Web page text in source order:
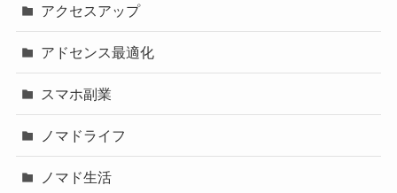
アクセスアップ
アドセンス最適化
スマホ副業
ノマドライフ
ノマド生活